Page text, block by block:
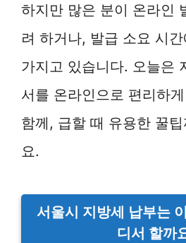
하지만 많은 분이 온라인
려 하거나, 발급 소요 시
가지고 있습니다. 오늘은
서를 온라인으로 편리하
함께, 급할 때 유용한 꿀
요.
서울시 지방세 납부는
디서 할까